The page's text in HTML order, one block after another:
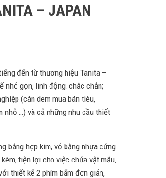
– JAPAN
đến từ thương hiệu Tanita –
nhỏ gọn, linh động, chắc chắn;
(cân dem mua bán tiêu,
nhỏ …) và cả những nhu cầu thiết
bằng hợp kim, vỏ bằng nhựa cứng
tiện lợi cho việc chứa vật mẫu,
thiết kế 2 phím bấm đơn giản,